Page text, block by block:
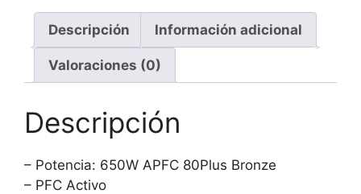
80Plus
Bronze
cantidad
Descripción Información adicional
Valoraciones (0)
Descripción
– Potencia: 650W APFC 80Plus Bronze
– PFC Activo